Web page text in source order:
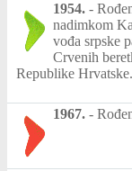
1954. -
nadimkom
vođa srpske
Crvenih
Republike Hrvatske.
1967. -